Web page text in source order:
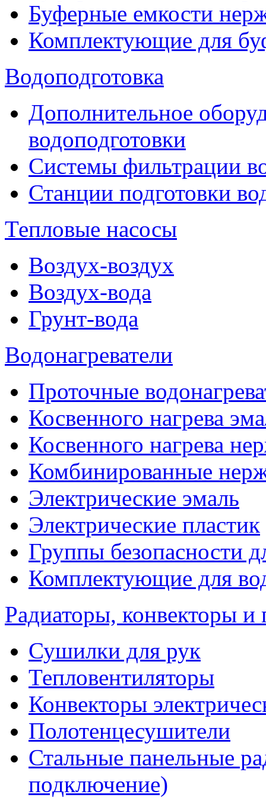
Буферные емкости
Комплектующие для
Водоподготовка
Дополнительное
водоподготовки
Системы фильтрации
Станции подготовки
Тепловые насосы
Воздух-воздух
Воздух-вода
Грунт-вода
Водонагреватели
Проточные
Косвенного нагрева
Косвенного нагрева
Комбинированные
Электрические эмаль
Электрические пластик
Группы безопасности
Комплектующие для
Радиаторы, конвекторы и
Сушилки для рук
Тепловентиляторы
Конвекторы
Полотенцесушители
Стальные панельные
подключение)